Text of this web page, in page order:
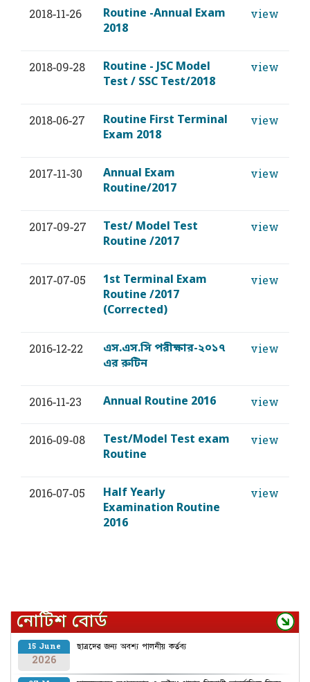
2018-11-26
Routine -Annual Exam
2018
view
2018-09-28
Routine - JSC Model
Test / SSC Test/2018
view
2018-06-27
Routine First Terminal
Exam 2018
view
2017-11-30
Annual Exam
Routine/2017
view
2017-09-27
Test/ Model Test
Routine /2017
view
2017-07-05
1st Terminal Exam
Routine /2017
(Corrected)
view
2016-12-22
এস.এস.সি পরীক্ষার-২০১৭
এর রুটিন
view
2016-11-23 Annual Routine 2016 view
2016-09-08
Test/Model Test exam
Routine
view
2016-07-05
Half Yearly
Examination Routine
2016
view
নোটিশ বোর্ড
15 June
2026
ছাত্রদের জন্য অবশ্য পালনীয় কর্তব্য